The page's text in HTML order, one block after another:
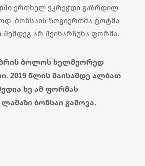
ერთხელ ვკრეჭდი გაზრდილ
ბონსაის ზოგიერთმა ტოტმა
შემდეგ არ შეინარჩუნა ფორმა.
ბოლოს ხელმეორედ
2019 წლის მაისამდე ალბათ
ხე ამ ფორმას
ბონსაი გამოვა.